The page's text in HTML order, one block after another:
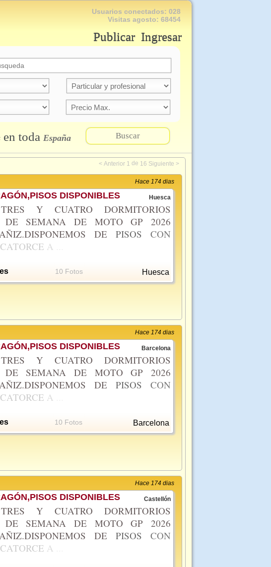
Usuarios conectados: 028
Visitas agosto: 68454
Ingresar
Publicar
en toda España Buscar
< Anterior 1 de 16 Siguiente >
Hace 174 dias
DISPONIBLES Huesca
Y CUATRO DORMITORIOS
DE SEMANA DE MOTO GP 2026
DE PISOS CON
CATORCE A
10 Fotos Huesca
Hace 174 dias
DISPONIBLES Barcelona
Y CUATRO DORMITORIOS
DE SEMANA DE MOTO GP 2026
DE PISOS CON
CATORCE A
10 Fotos Barcelona
Hace 174 dias
DISPONIBLES Castellón
Y CUATRO DORMITORIOS
DE SEMANA DE MOTO GP 2026
DE PISOS CON
CATORCE A